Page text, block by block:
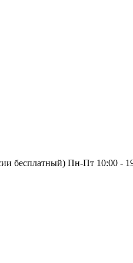
бесплатный) Пн-Пт 10:00 -